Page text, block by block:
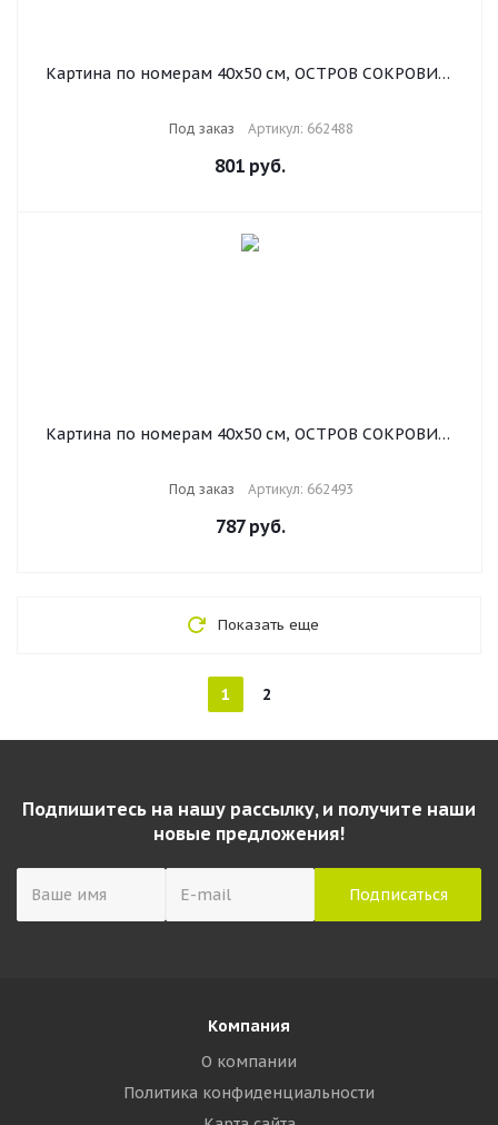
Картина по номерам 40х50 см, ОСТРОВ СОКРОВИЩ
Под заказ Артикул: 662488
801 руб.
Картина по номерам 40х50 см, ОСТРОВ СОКРОВИЩ
Под заказ Артикул: 662493
787руб.
Показать еще
1 2
Подпишитесь на нашу рассылку, и получите наши
новые предложения!
Компания
О компании
Политика конфиденциальности